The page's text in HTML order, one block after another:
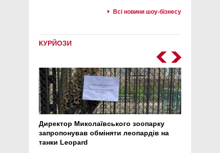
Всі новини шоу-бізнесу
КУРЙОЗИ
Директор Миколаївського зоопарку
запропонував обміняти леопардів на
танки Leopard